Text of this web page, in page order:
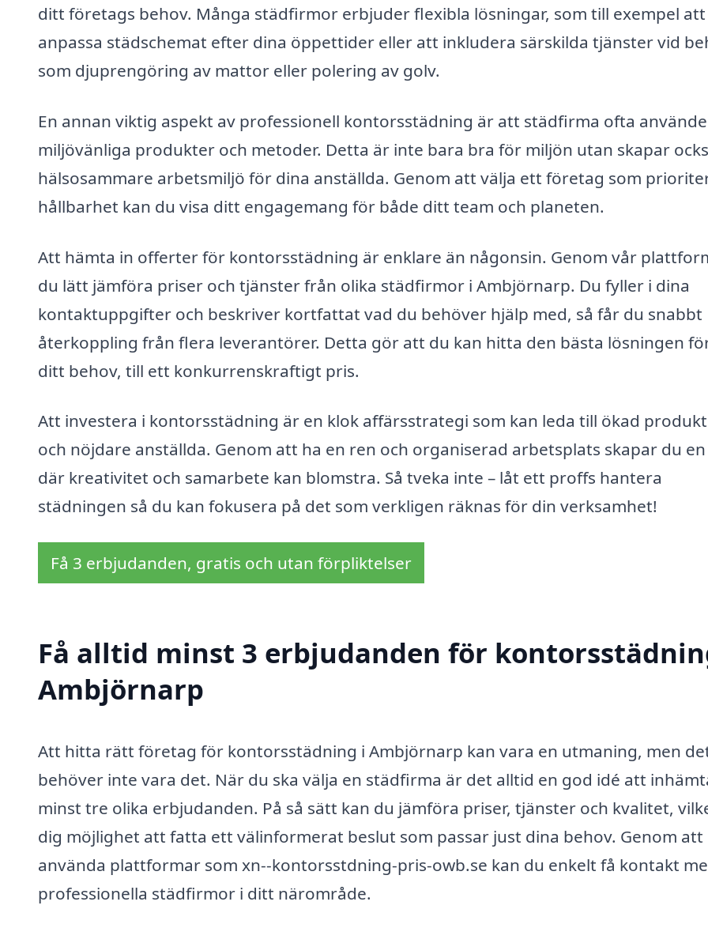
ditt företags behov. Många städfirmor erbjuder flexibla lösningar, som till exempel att
anpassa städschemat efter dina öppettider eller att inkludera särskilda tjänster vid
som djuprengöring av mattor eller polering av golv.
En annan viktig aspekt av professionell kontorsstädning är att städfirma ofta
miljövänliga produkter och metoder. Detta är inte bara bra för miljön utan skapar
hälsosammare arbetsmiljö för dina anställda. Genom att välja ett företag som
hållbarhet kan du visa ditt engagemang för både ditt team och planeten.
Att hämta in offerter för kontorsstädning är enklare än någonsin. Genom vår
du lätt jämföra priser och tjänster från olika städfirmor i Ambjörnarp. Du fyller i dina
kontaktuppgifter och beskriver kortfattat vad du behöver hjälp med, så får du snabbt
återkoppling från flera leverantörer. Detta gör att du kan hitta den bästa lösningen
ditt behov, till ett konkurrenskraftigt pris.
Att investera i kontorsstädning är en klok affärsstrategi som kan leda till ökad
och nöjdare anställda. Genom att ha en ren och organiserad arbetsplats skapar du
där kreativitet och samarbete kan blomstra. Så tveka inte – låt ett proffs hantera
städningen så du kan fokusera på det som verkligen räknas för din verksamhet!
Få 3 erbjudanden, gratis och utan förpliktelser
Få alltid minst 3 erbjudanden för
Ambjörnarp
Att hitta rätt företag för kontorsstädning i Ambjörnarp kan vara en utmaning, men
behöver inte vara det. När du ska välja en städfirma är det alltid en god idé att
minst tre olika erbjudanden. På så sätt kan du jämföra priser, tjänster och kvalitet,
dig möjlighet att fatta ett välinformerat beslut som passar just dina behov. Genom att
använda plattformar som xn--kontorsstdning-pris-owb.se kan du enkelt få kontakt
professionella städfirmor i ditt närområde.